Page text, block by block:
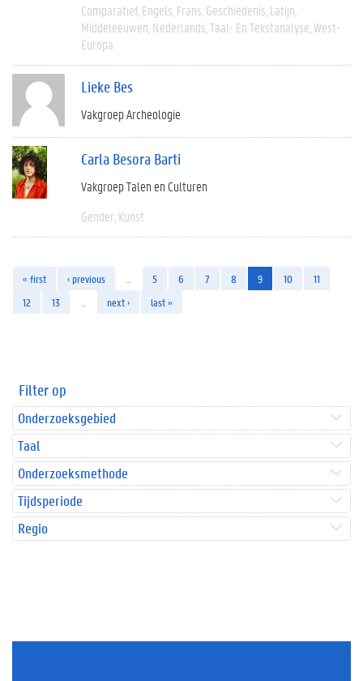
Comparatief Engels Frans Geschiedenis Latijn
Middeleeuwen Nederlands Taal- En Tekstanalyse West-
Europa
Lieke Bes
Vakgroep Archeologie
Carla Besora Barti
Vakgroep Talen en Culturen
Gender Kunst
« first ‹ previous 5 6 7 8 9 10
11
12
13 next › last »
Filter op
Onderzoeksgebied
Taal
Onderzoeksmethode
Tijdsperiode
Regio